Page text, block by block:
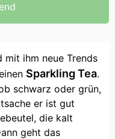
mit ihm neue Trends
Sparkling Tea.
schwarz oder grün,
er ist gut
die kalt
geht das